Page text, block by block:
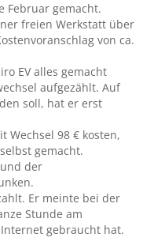
Februar gemacht.
freien Werkstatt über
von ca.
EV alles gemacht
aufgezählt. Auf
soll, hat er erst
Wechsel 98 € kosten,
gemacht.
der
Er meinte bei der
Stunde am
gebraucht hat.